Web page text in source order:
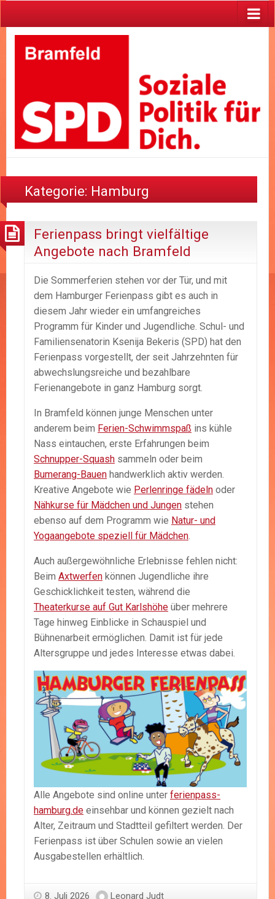
Kategorie: Hamburg
Ferienpass bringt vielfältige
Angebote nach Bramfeld
Die Sommerferien stehen vor der Tür, und mit
dem Hamburger Ferienpass gibt es auch in
diesem Jahr wieder ein umfangreiches
Programm für Kinder und Jugendliche. Schul- und
Familiensenatorin Ksenija Bekeris (SPD) hat den
Ferienpass vorgestellt, der seit Jahrzehnten für
abwechslungsreiche und bezahlbare
Ferienangebote in ganz Hamburg sorgt.
In Bramfeld können junge Menschen unter
anderem beim Ferien-Schwimmspaß ins kühle
Nass eintauchen, erste Erfahrungen beim
Schnupper-Squash sammeln oder beim
Bumerang-Bauen handwerklich aktiv werden.
Kreative Angebote wie Perlenringe fädeln oder
Nähkurse für Mädchen und Jungen stehen
ebenso auf dem Programm wie Natur- und
Yogaangebote speziell für Mädchen.
Auch außergewöhnliche Erlebnisse fehlen nicht:
Beim Axtwerfen können Jugendliche ihre
Geschicklichkeit testen, während die
Theaterkurse auf Gut Karlshöhe über mehrere
Tage hinweg Einblicke in Schauspiel und
Bühnenarbeit ermöglichen. Damit ist für jede
Altersgruppe und jedes Interesse etwas dabei.
Alle Angebote sind online unter ferienpass-
hamburg.de einsehbar und können gezielt nach
Alter, Zeitraum und Stadtteil gefiltert werden. Der
Ferienpass ist über Schulen sowie an vielen
Ausgabestellen erhältlich.
8. Juli 2026 Leonard Judt